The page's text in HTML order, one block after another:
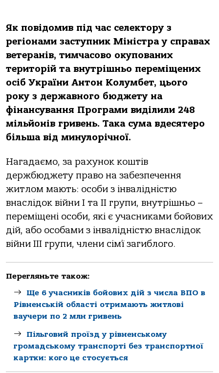
Як повідомив під час селектору з
регіонами заступник Міністра у справах
ветеранів, тимчасово окупованих
територій та внутрішньо переміщених
осіб України Антон Колумбет, цього
року з державного бюджету на
фінансування Програми виділили 248
мільйонів гривень. Така сума вдесятеро
більша від минулорічної.
Нагадаємо, за рахунок коштів
держбюджету право на забезпечення
житлом мають: особи з інвалідністю
внаслідок війни I та II групи, внутрішньо –
переміщені особи, які є учасниками бойових
дій, або особами з інвалідністю внаслідок
війни ІІІ групи, члени сім’ї загиблого.
Перегляньте також:
Ще 6 учасників бойових дій з числа ВПО в
Рівненській області отримають житлові
ваучери по 2 млн гривень
Пільговий проїзд у рівненському
громадському транспорті без транспортної
картки: кого це стосується